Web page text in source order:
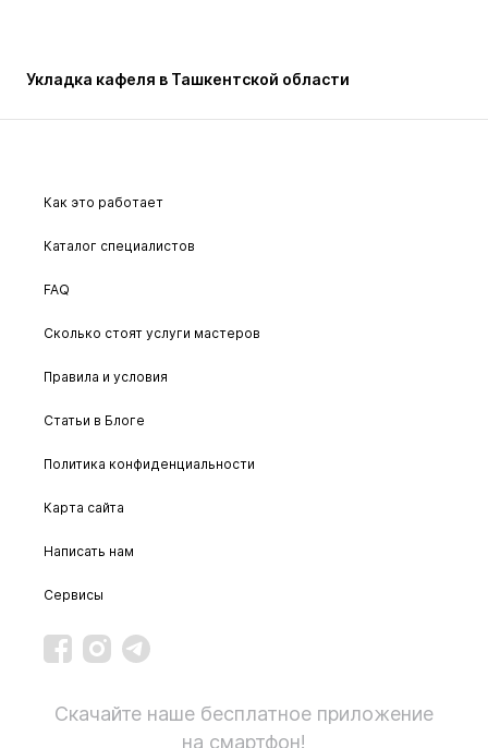
Укладка кафеля в Ташкентской области
Как это работает
Каталог специалистов
FAQ
Сколько стоят услуги мастеров
Правила и условия
Статьи в Блоге
Политика конфиденциальности
Карта сайта
Написать нам
Сервисы
Скачайте наше бесплатное приложение
на смартфон!